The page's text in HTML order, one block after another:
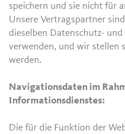
speichern und sie nicht für
Unsere Vertragspartner
dieselben Datenschutz-
verwenden, und wir stellen
werden.
Navigationsdaten im
Informationsdienstes:
Die für die Funktion der